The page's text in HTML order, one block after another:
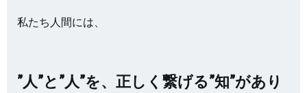
私たち人間には、
”人”と”人”を、正しく繋げる”知”があり